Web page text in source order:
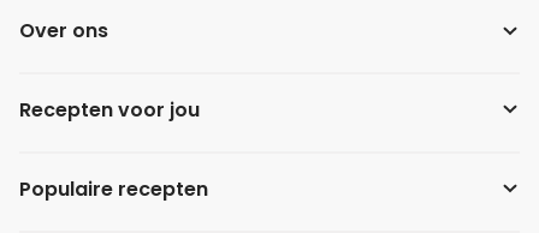
Over ons
Recepten voor jou
Populaire recepten